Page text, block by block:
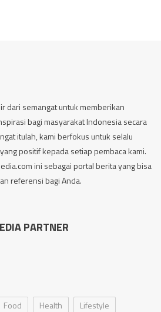
dari semangat untuk memberikan
bagi masyarakat Indonesia secara
itulah, kami berfokus untuk selalu
positif kepada setiap pembaca kami.
ini sebagai portal berita yang bisa
referensi bagi Anda.
PARTNER
Food Health
Lifestyle